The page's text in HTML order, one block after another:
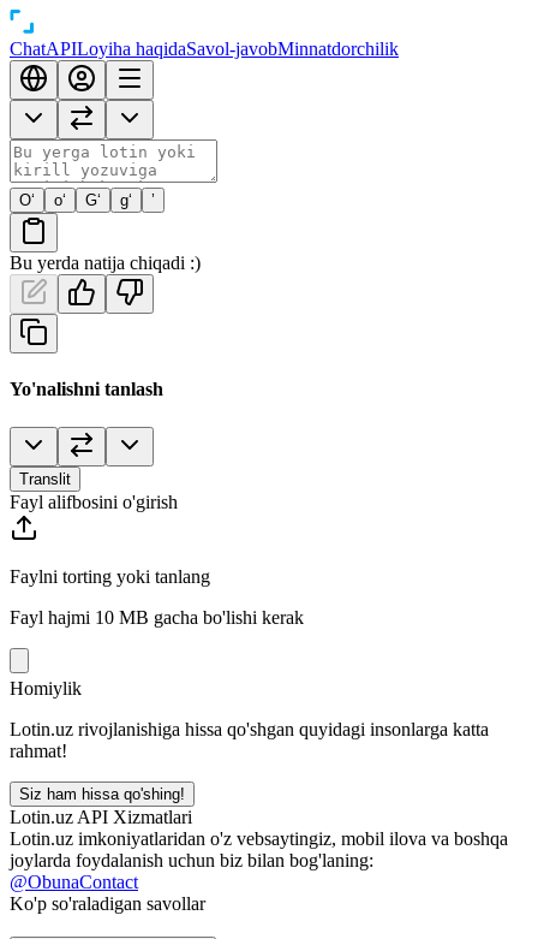
ChatAPILoyiha haqidaSavol-javobMinnatdorchilik
O‘ o‘ G‘ g‘ ’
Bu yerda natija chiqadi :)
Yo'nalishni tanlash
Translit
Fayl alifbosini o'girish
Faylni torting yoki tanlang
Fayl hajmi 10 MB gacha bo'lishi kerak
Homiylik
Lotin.uz rivojlanishiga hissa qo'shgan quyidagi insonlarga katta
rahmat!
Siz ham hissa qo'shing!
Lotin.uz API Xizmatlari
Lotin.uz imkoniyatlaridan o'z vebsaytingiz, mobil ilova va boshqa
joylarda foydalanish uchun biz bilan bog'laning:
@ObunaContact
Ko'p so'raladigan savollar